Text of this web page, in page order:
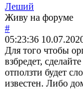
Леший
Живу на форуме
#
05:23:36
Для того чтобы
взбредет,
отползти будет
известен. Либо